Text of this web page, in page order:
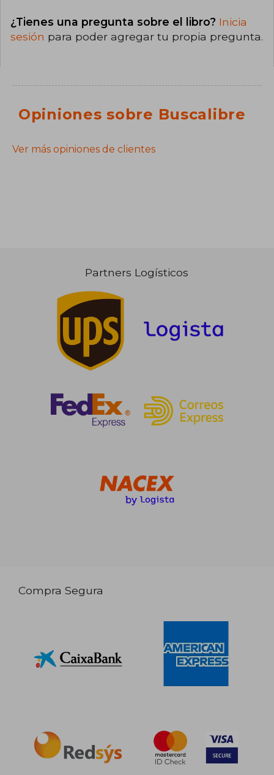
¿Tienes una pregunta sobre el libro? Inicia
sesión para poder agregar tu propia pregunta.
Opiniones sobre Buscalibre
Ver más opiniones de clientes
Partners Logísticos
Compra Segura